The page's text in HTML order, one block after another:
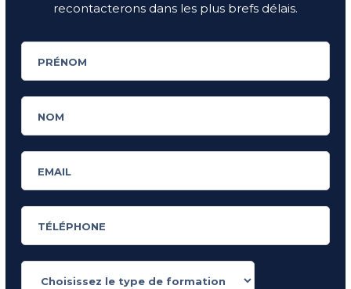
recontacterons dans les plus brefs délais.